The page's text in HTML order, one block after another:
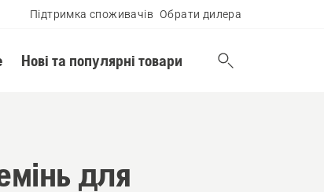
Підтримка споживачів Обрати дилера
Нові та популярні товари
для